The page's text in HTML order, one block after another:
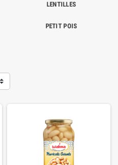
LENTILLES
PETIT POIS